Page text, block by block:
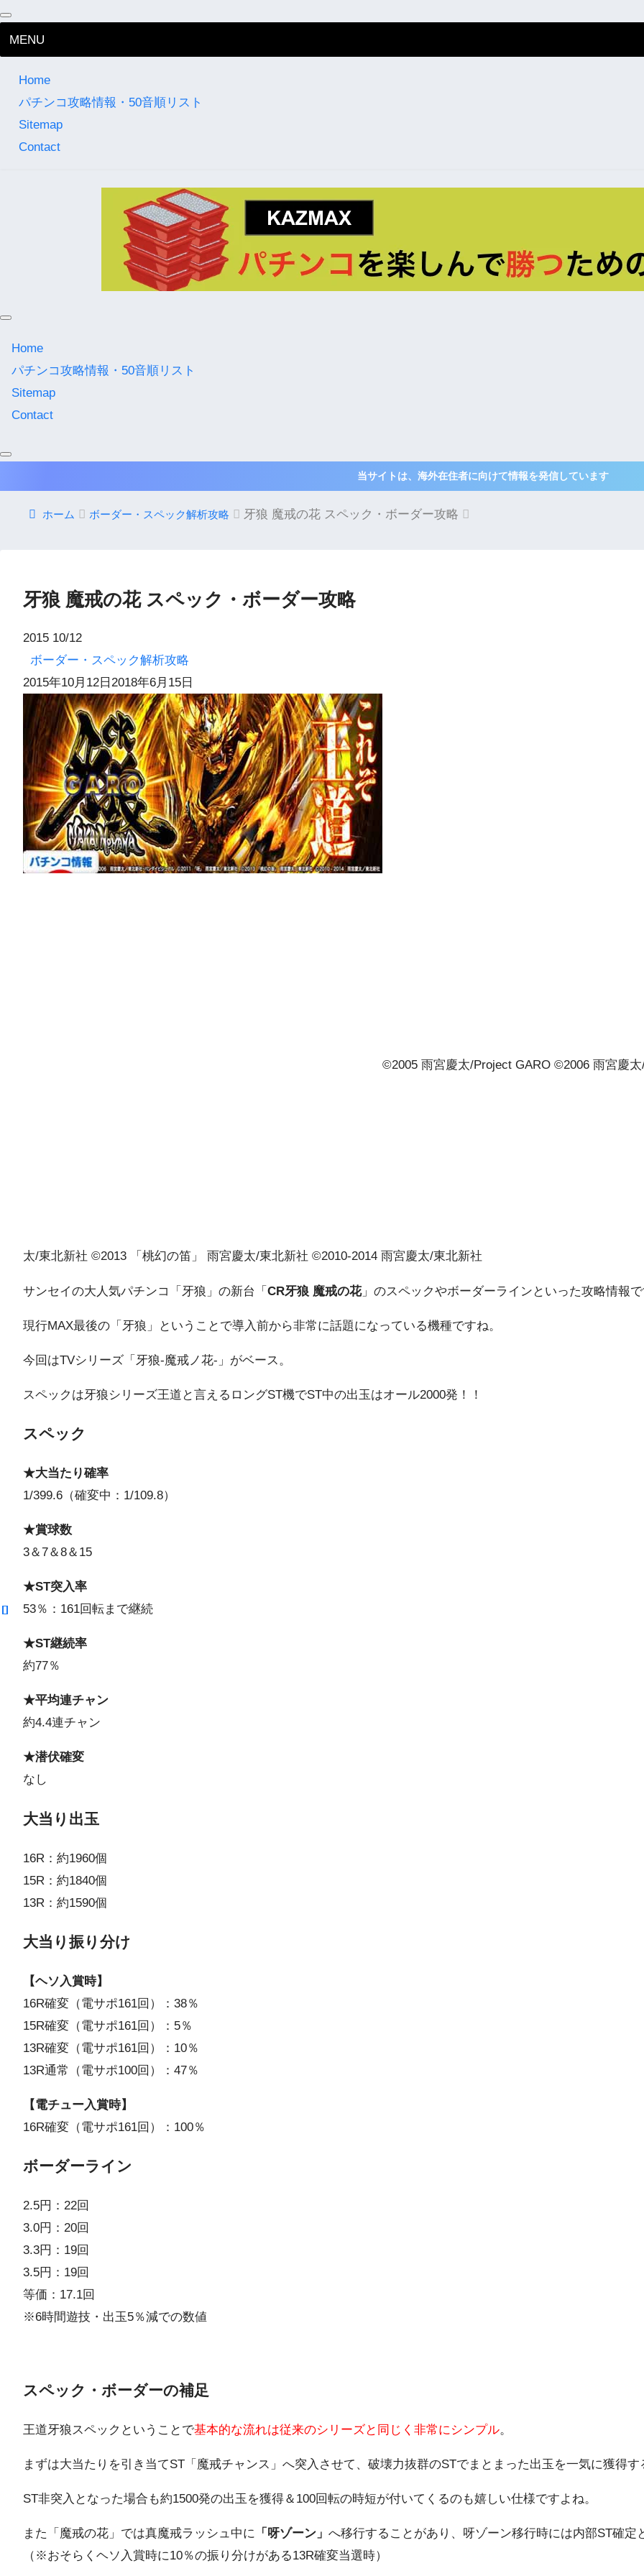
MENU
Home
パチンコ攻略情報・50音順リスト
Sitemap
Contact
Home
パチンコ攻略情報・50音順リスト
Sitemap
Contact
当サイトは、海外在住者に向けて情報を発信しています
ホーム ボーダー・スペック解析攻略 牙狼 魔戒の花 スペック・ボーダー攻略
牙狼 魔戒の花 スペック・ボーダー攻略
2015 10/12
ボーダー・スペック解析攻略
2015年10月12日 2018年6月15日
©2005 雨宮慶太/Project GARO ©2006 雨宮慶
太/東北新社 ©2013 「桃幻の笛」 雨宮慶太/東北新社 ©2010-2014 雨宮慶太/東北新社
サンセイの大人気パチンコ「牙狼」の新台「 CR牙狼 魔戒の花」のスペックやボーダーラインといった攻略情報
現行MAX最後の「牙狼」ということで導入前から非常に話題になっている機種ですね。
今回はTVシリーズ「牙狼-魔戒ノ花-」がベース。
スペックは牙狼シリーズ王道と言えるロングST機でST中の出玉はオール2000発！！
スペック
★大当たり確率
1/399.6（確変中：1/109.8）
★賞球数
3＆7＆8＆15
★ST突入率
53％：161回転まで継続
★ST継続率
約77％
★平均連チャン
約4.4連チャン
★潜伏確変
なし
大当り出玉
16R：約1960個
15R：約1840個
13R：約1590個
大当り振り分け
【ヘソ入賞時】
16R確変（電サポ161回）：38％
15R確変（電サポ161回）：5％
13R確変（電サポ161回）：10％
13R通常（電サポ100回）：47％
【電チュー入賞時】
16R確変（電サポ161回）：100％
ボーダーライン
2.5円：22回
3.0円：20回
3.3円：19回
3.5円：19回
等価：17.1回
※6時間遊技・出玉5％減での数値
スペック・ボーダーの補足
王道牙狼スペックということで基本的な流れは従来のシリーズと同じく非常にシンプル。
まずは大当たりを引き当てST「魔戒チャンス」へ突入させて、破壊力抜群のSTでまとまった出玉を一気に獲得
ST非突入となった場合も約1500発の出玉を獲得＆100回転の時短が付いてくるのも嬉しい仕様ですよね。
また「魔戒の花」では真魔戒ラッシュ中に 「呀ゾーン」 へ移行することがあり、呀ゾーン移行時には内部ST確定
（※おそらくヘソ入賞時に10％の振り分けがある13R確変当選時）